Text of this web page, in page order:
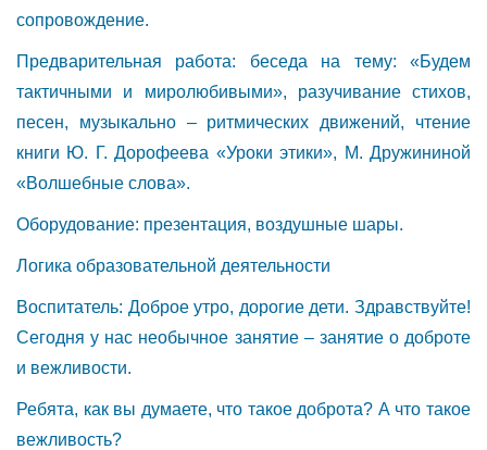
сопровождение.
Предварительная работа: беседа на тему: «Будем
тактичными и миролюбивыми», разучивание стихов,
песен, музыкально – ритмических движений, чтение
книги Ю. Г. Дорофеева «Уроки этики», М. Дружининой
«Волшебные слова».
Оборудование: презентация, воздушные шары.
Логика образовательной деятельности
Воспитатель: Доброе утро, дорогие дети. Здравствуйте!
Сегодня у нас необычное занятие – занятие о доброте
и вежливости.
Ребята, как вы думаете, что такое доброта? А что такое
вежливость?